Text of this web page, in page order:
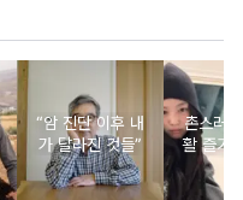
“암 진단 이후 내
가 달라진 것들”
촌스러
활 즐기